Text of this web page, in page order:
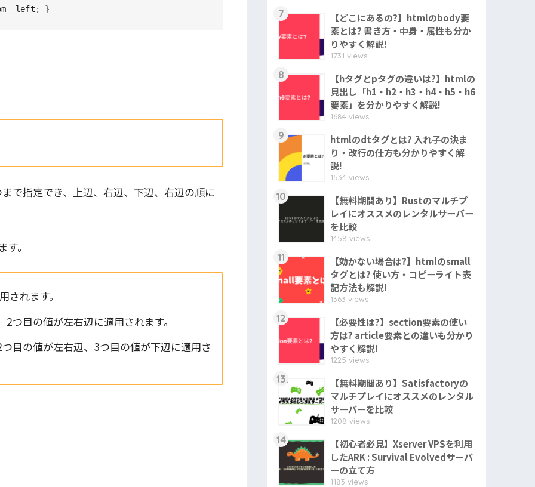
-left ; }
で指定でき、上辺、右辺、下辺、右辺の順に
。
されます。
つ目の値が左右辺に適用されます。
目の値が左右辺、3つ目の値が下辺に適用さ
7
【どこにあるの?】htmlのbody要
素とは? 書き方・中身・属性も分か
りやすく解説!
1731 views
8
【hタグとpタグの違いは?】htmlの
見出し「h1・h2・h3・h4・h5・h6
要素」を分かりやすく解説!
1684 views
9
htmlのdtタグとは? 入れ子の決ま
り・改行の仕方も分かりやすく解
説!
1534 views
10
【無料期間あり】Rustのマルチプ
レイにオススメのレンタルサーバー
を比較
1458 views
11
【効かない場合は?】htmlのsmall
タグとは? 使い方・コピーライト表
記方法も解説!
1363 views
12
【必要性は?】section要素の使い
方は? article要素との違いも分かり
やすく解説!
1225 views
13
【無料期間あり】Satisfactoryの
マルチプレイにオススメのレンタル
サーバーを比較
1208 views
14
【初心者必見】Xserver VPSを利用
したARK : Survival Evolvedサーバ
ーの立て方
1183 views